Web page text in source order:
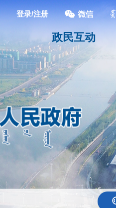
登录/注册
政民互动
<